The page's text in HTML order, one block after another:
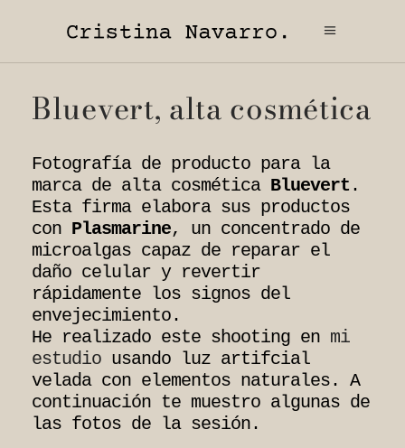
Bluevert, alta cosmética
Fotografía de producto para la
marca de alta cosmética Bluevert.
Esta firma elabora sus productos
con Plasmarine, un concentrado de
microalgas capaz de reparar el
daño celular y revertir
rápidamente los signos del
envejecimiento.
He realizado este shooting en mi
estudio usando luz artifcial
velada con elementos naturales. A
continuación te muestro algunas de
las fotos de la sesión.